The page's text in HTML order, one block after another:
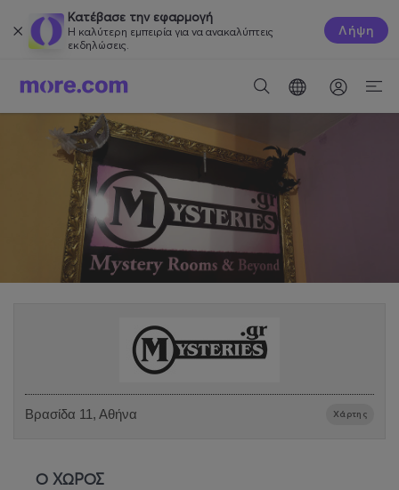
Κατέβασε την εφαρμογή
Η καλύτερη εμπειρία για να ανακαλύπτεις
εκδηλώσεις.
Λήψη
Βρασίδα 11, Αθήνα Χάρτης
Ο ΧΩΡΟΣ